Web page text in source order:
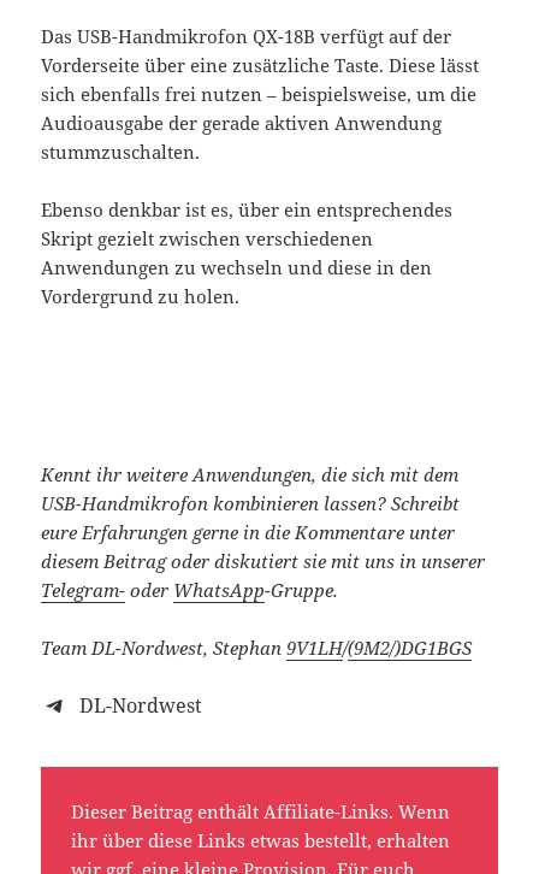
Das USB-Handmikrofon QX-18B verfügt auf der
Vorderseite über eine zusätzliche Taste. Diese lässt
sich ebenfalls frei nutzen – beispielsweise, um die
Audioausgabe der gerade aktiven Anwendung
stummzuschalten.
Ebenso denkbar ist es, über ein entsprechendes
Skript gezielt zwischen verschiedenen
Anwendungen zu wechseln und diese in den
Vordergrund zu holen.
Kennt ihr weitere Anwendungen, die sich mit dem
USB-Handmikrofon kombinieren lassen?Schreibt
eure Erfahrungen gerne in die Kommentare unter
diesem Beitrag oder diskutiert sie mit uns in unserer
Telegram- oder WhatsApp-Gruppe.
Team DL-Nordwest, Stephan9V1LH/(9M2/)DG1BGS
DL-Nordwest
Dieser Beitrag enthält Affiliate-Links. Wenn
ihr über diese Links etwas bestellt, erhalten
wir ggf. eine kleine Provision. Für euch